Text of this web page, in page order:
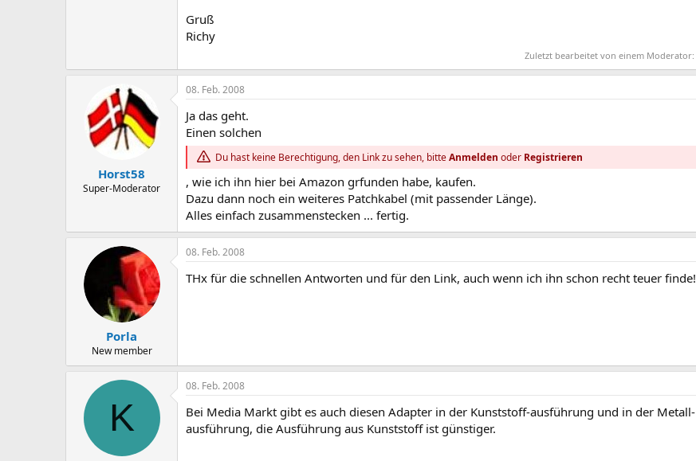
Gruß
Richy
Zuletzt bearbeitet von einem Moderator:
Horst58
Super-Moderator
08. Feb. 2008
Ja das geht.
Einen solchen
Du hast keine Berechtigung, den Link zu sehen, bitteAnmelden oder Registrieren
, wie ich ihn hier bei Amazon grfunden habe, kaufen.
Dazu dann noch ein weiteres Patchkabel (mit passender Länge).
Alles einfach zusammenstecken ... fertig.
Porla
New member
08. Feb. 2008
THx für die schnellen Antworten und für den Link, auch wenn ich ihn schon recht teuer finde!
K
08. Feb. 2008
Bei Media Markt gibt es auch diesen Adapter in der Kunststoff-ausführung und in der Metall-
ausführung, die Ausführung aus Kunststoff ist günstiger.